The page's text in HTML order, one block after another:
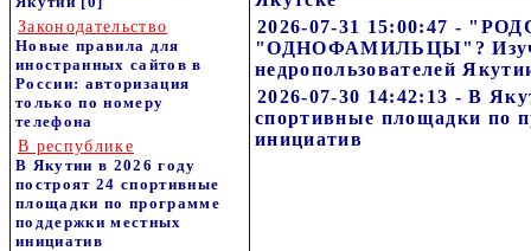
Законодательство
Новые правила для
иностранных сайтов в
России: авторизация
только по номеру
телефона
В республике
В Якутии в 2026 году
построят 24 спортивные
площадки по программе
поддержки местных
инициатив
2026-07-31 15:00:47 -
"ОДНОФАМИЛЬЦЫ"?
недропользователей
2026-07-30 14:42:13 - В
спортивные площадки по
инициатив